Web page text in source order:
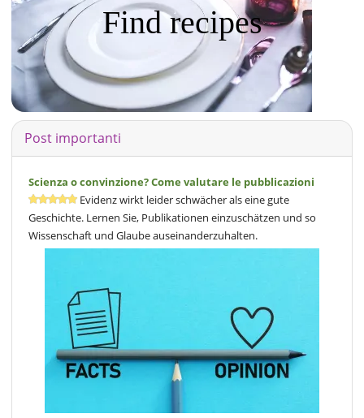
Find recipes
Post importanti
Scienza o convinzione? Come valutare le pubblicazioni
Evidenz wirkt leider schwächer als eine gute
Geschichte. Lernen Sie, Publikationen einzuschätzen und so
Wissenschaft und Glaube auseinanderzuhalten.